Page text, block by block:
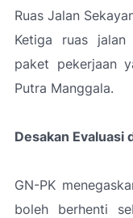
Ruas Jalan
Ketiga ruas
paket pekerjaan
Putra Manggala.
Desakan Evaluasi
GN-PK
boleh berhenti